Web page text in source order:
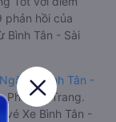
hồi của
Bình Tân - Sài
từ Bình Tân -
Phương Trang.
Xe Bình Tân -